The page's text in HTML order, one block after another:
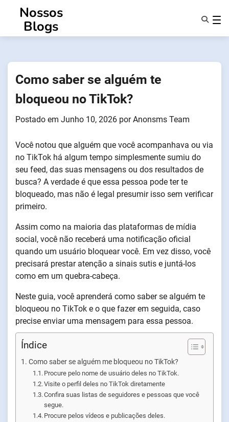
SaltarNossos
Blogs
Sobre Nós
Como saber se alguém te
bloqueou no TikTok?
Postado em Junho 10, 2026 porAnonsms Team
Você notou que alguém que você acompanhava ou via
no TikTok há algum tempo simplesmente sumiu do
seu feed, das suas mensagens ou dos resultados de
busca? A verdade é que essa pessoa pode ter te
bloqueado, mas não é legal presumir isso sem verificar
primeiro.
Assim como na maioria das plataformas de mídia
social, você não receberá uma notificação oficial
quando um usuário bloquear você. Em vez disso, você
precisará prestar atenção a sinais sutis e juntá-los
como em um quebra-cabeça.
Neste guia, você aprenderá como saber se alguém te
bloqueou no TikTok e o que fazer em seguida, caso
precise enviar uma mensagem para essa pessoa.
Índice
Como saber se alguém me bloqueou no TikTok?
Procure pelo nome de usuário deles no TikTok.
Visite o perfil deles no TikTok diretamente
Confira suas listas de seguidores e pessoas que você
segue.
Procure pelos vídeos e publicações deles.